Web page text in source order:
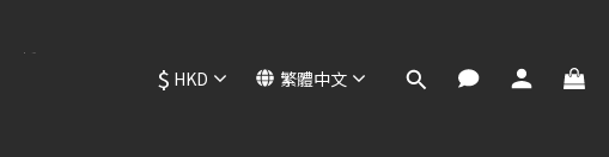
折
$ HKD 繁體中文
立即購買